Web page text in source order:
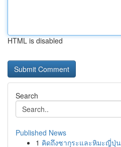
HTML is disabled
Search
Published News
1 คิดถึงซากุระและหิมะญี่ปุ่